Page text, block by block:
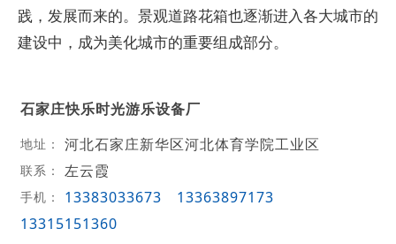
践，发展而来的。景观道路花箱也逐渐进入各大城市的
建设中，成为美化城市的重要组成部分。
石家庄快乐时光游乐设备厂
地址： 河北石家庄新华区河北体育学院工业区
联系： 左云霞
手机： 13383033673
13363897173
13315151360